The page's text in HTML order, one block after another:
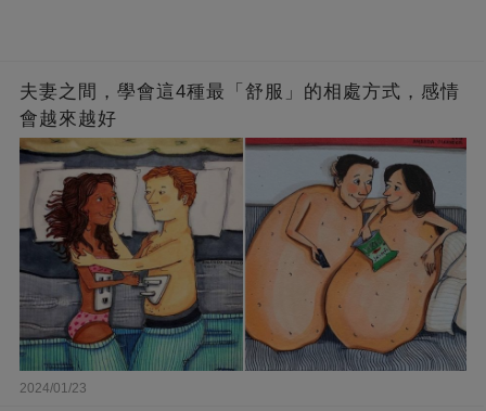
夫妻之間，學會這4種最「舒服」的相處方式，感情
會越來越好
2024/01/23